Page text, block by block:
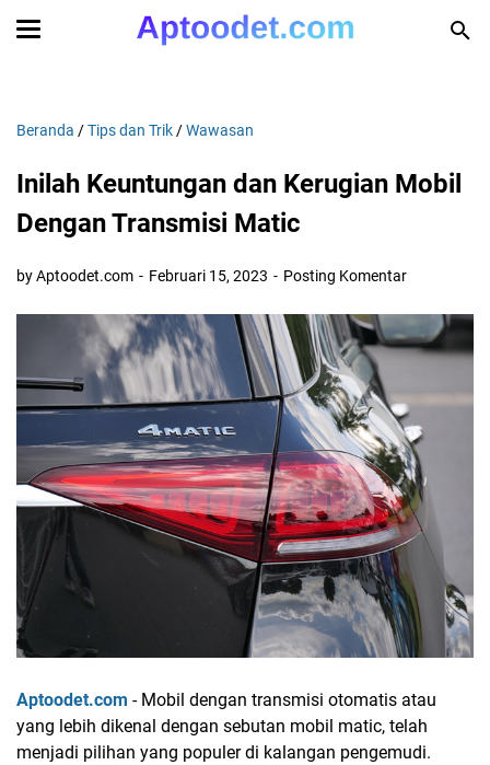
Beranda /Tips dan Trik /Wawasan
Inilah Keuntungan dan Kerugian Mobil
Dengan Transmisi Matic
by Aptoodet.com Februari 15, 2023 Posting Komentar
Aptoodet.com - Mobil dengan transmisi otomatis atau
yang lebih dikenal dengan sebutan mobil matic, telah
menjadi pilihan yang populer di kalangan pengemudi.